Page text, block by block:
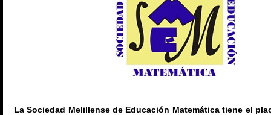
La Sociedad Melillense de Educación Matemática tiene el